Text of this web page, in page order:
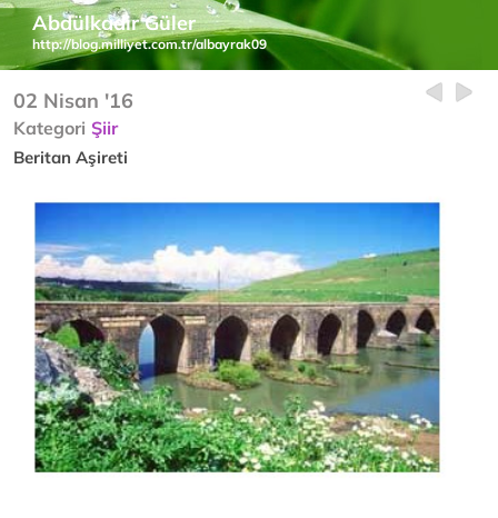
Abdülkadir Güler
http://blog.milliyet.com.tr/albayrak09
02 Nisan '16
Kategori Şiir
Beritan Aşireti